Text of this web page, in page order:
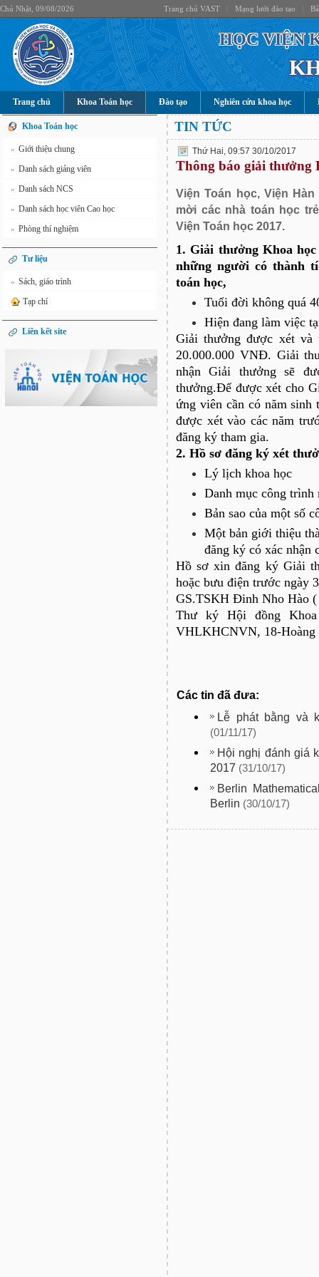
Chủ Nhật, 09/08/2026 Trang chủ VAST Mạng lưới đào tạo
HỌC VIỆN
Trang chủ Khoa Toán học Đào tạo Nghiên cứu khoa học
Khoa Toán học
» Giới thiệu chung
» Danh sách giảng viên
» Danh sách NCS
» Danh sách học viên Cao học
» Phòng thí nghiệm
Tư liệu
» Sách, giáo trình
Tạp chí
Liên kết site
TIN TỨC
Thứ Hai, 09:57 30/10/2017
Thông báo giải thưởng
Viện Toán học, Viện
mời các nhà toán học
Viện Toán học 2017.
1. Giải thưởng Khoa
những người có thành
toán học,
Tuổi đời không quá
Hiện đang làm việc
Giải thưởng được xét và
20.000.000 VNĐ. Giải
nhận Giải thưởng sẽ
thưởng.Để được xét cho
ứng viên cần có năm sinh
được xét vào các năm
đăng ký tham gia.
2. Hồ sơ đăng ký xét
Lý lịch khoa học
Danh mục công trình
Bản sao của một số
Một bản giới thiệu
đăng ký có xác nhận
Hồ sơ xin đăng ký Giải
hoặc bưu điện trước ngày
GS.TSKH Đinh Nho Hào
Thư ký Hội đồng
VHLKHCNVN, 18-Hoàng
Các tin đã đưa:
Lễ phát bằng và
(01/11/17)
Hội nghị đánh giá
2017 (31/10/17)
Berlin
Berlin (30/10/17)